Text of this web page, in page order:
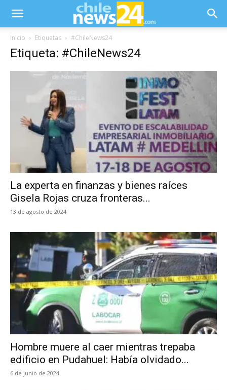
Inicio Etiquetas #ChileNews24
Etiqueta: #ChileNews24
La experta en finanzas y bienes raíces
Gisela Rojas cruza fronteras...
13 de agosto de 2024
Hombre muere al caer mientras trepaba
edificio en Pudahuel: Había olvidado...
6 de junio de 2024